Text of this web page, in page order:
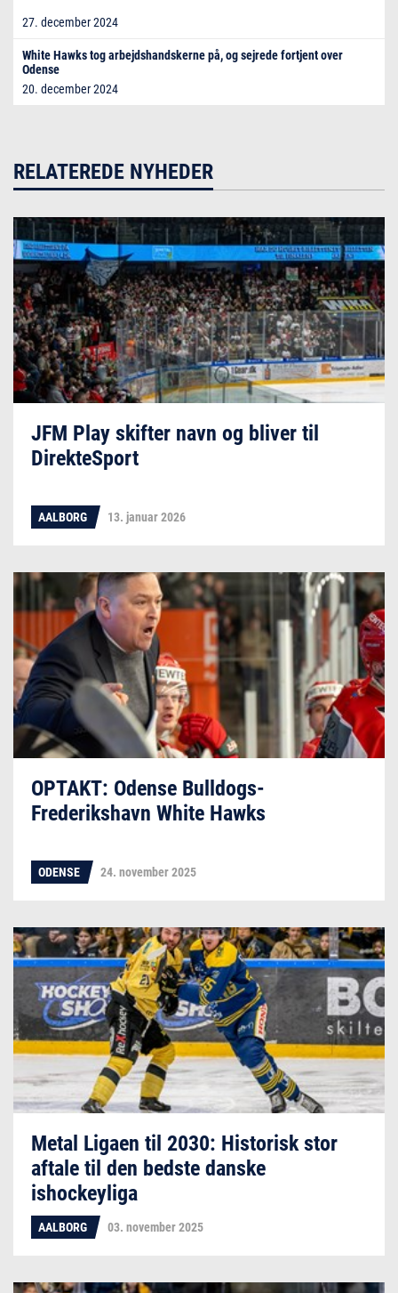
27. december 2024
White Hawks tog arbejdshandskerne på, og sejrede fortjent over
Odense
20. december 2024
RELATEREDE NYHEDER
JFM Play skifter navn og bliver til
DirekteSport
AALBORG 13. januar 2026
OPTAKT: Odense Bulldogs-
Frederikshavn White Hawks
ODENSE 24. november 2025
Metal Ligaen til 2030: Historisk stor
aftale til den bedste danske
ishockeyliga
AALBORG 03. november 2025